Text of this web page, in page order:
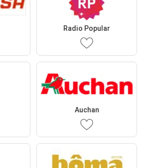
Radio Popular
Auchan